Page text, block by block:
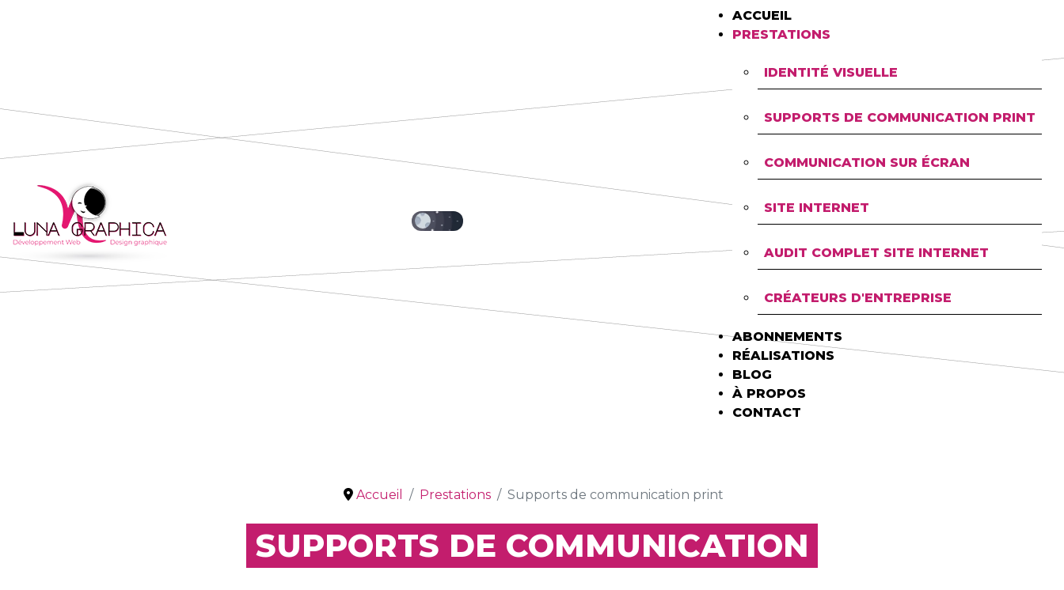
ACCUEIL
PRESTATIONS
IDENTITÉ VISUELLE
SUPPORTS DE COMMUNICATION PRINT
COMMUNICATION SUR ÉCRAN
SITE INTERNET
AUDIT COMPLET SITE INTERNET
CRÉATEURS D'ENTREPRISE
ABONNEMENTS
RÉALISATIONS
BLOG
À PROPOS
CONTACT
Accueil Prestations Supports de communication print
SUPPORTS DE COMMUNICATION